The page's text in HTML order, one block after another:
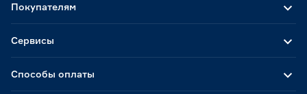
Способы оплаты
Покупателям
Сервисы